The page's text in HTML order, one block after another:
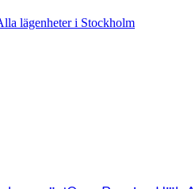
lägenheter i Stockholm